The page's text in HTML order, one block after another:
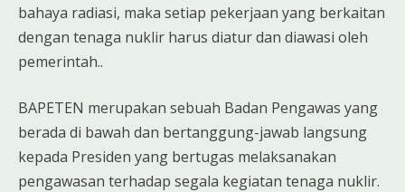
bahaya radiasi, maka setiap pekerjaan yang berkaitan
dengan tenaga nuklir harus diatur dan diawasi oleh
pemerintah..
BAPETEN merupakan sebuah Badan Pengawas yang
berada di bawah dan bertanggung-jawab langsung
kepada Presiden yang bertugas melaksanakan
pengawasan terhadap segala kegiatan tenaga nuklir.